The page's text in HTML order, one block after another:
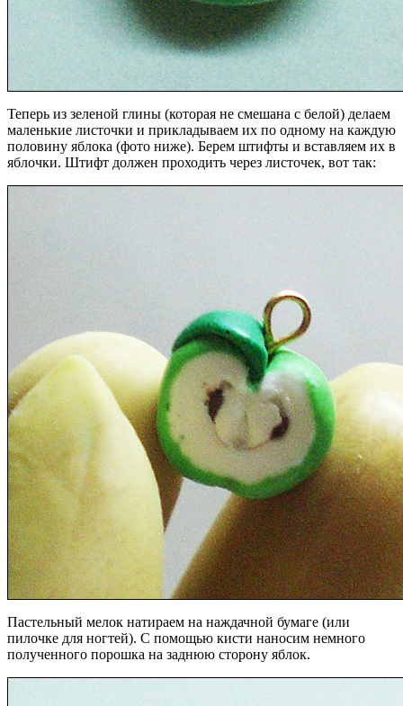
Теперь из зеленой глины (которая не смешана с белой) делаем
маленькие листочки и прикладываем их по одному на каждую
половину яблока (фото ниже). Берем штифты и вставляем их в
яблочки. Штифт должен проходить через листочек, вот так:
Пастельный мелок натираем на наждачной бумаге (или
пилочке для ногтей). С помощью кисти наносим немного
полученного порошка на заднюю сторону яблок.